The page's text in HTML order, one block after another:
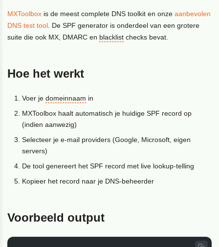
MXToolbox is de meest complete DNS toolkit en onzeaanbevolen
DNS test tool. De SPF generator is onderdeel van een grotere
suite die ook MX, DMARC en blacklist checks bevat.
Hoe het werkt
Voer jedomeinnaam in
MXToolbox haalt automatisch je huidige SPF record op
(indien aanwezig)
Selecteer je e-mail providers (Google, Microsoft, eigen
servers)
De tool genereert het SPF record met live lookup-telling
Kopieer het record naar je DNS-beheerder
Voorbeeld output